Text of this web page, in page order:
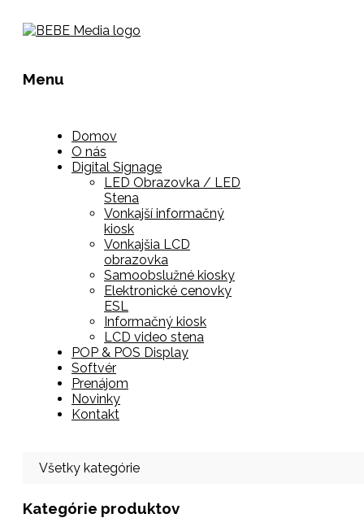
Menu
Domov
O nás
Digital Signage
LED Obrazovka / LED
Stena
Vonkajší informačný
kiosk
Vonkajšia LCD
obrazovka
Samoobslužné kiosky
Elektronické cenovky
ESL
Informačný kiosk
LCD video stena
POP & POS Display
Softvér
Prenájom
Novinky
Kontakt
Všetky kategórie
Kategórie produktov